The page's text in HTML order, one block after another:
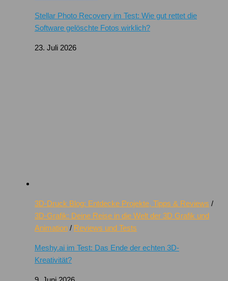
Stellar Photo Recovery im Test: Wie gut rettet die
Software gelöschte Fotos wirklich?
23. Juli 2026
3D-Druck Blog: Entdecke Projekte, Tipps & Reviews /
3D-Grafik: Deine Reise in die Welt der 3D Grafik und
Animation / Reviews und Tests
Meshy.ai im Test: Das Ende der echten 3D-
Kreativität?